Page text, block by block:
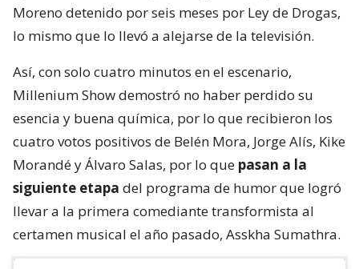
Moreno detenido por seis meses por Ley de Drogas,
lo mismo que lo llevó a alejarse de la televisión.
Así, con solo cuatro minutos en el escenario,
Millenium Show demostró no haber perdido su
esencia y buena química, por lo que recibieron los
cuatro votos positivos de Belén Mora, Jorge Alís, Kike
Morandé y Álvaro Salas, por lo que pasan a la
siguiente etapa del programa de humor que logró
llevar a la primera comediante transformista al
certamen musical el año pasado, Asskha Sumathra.